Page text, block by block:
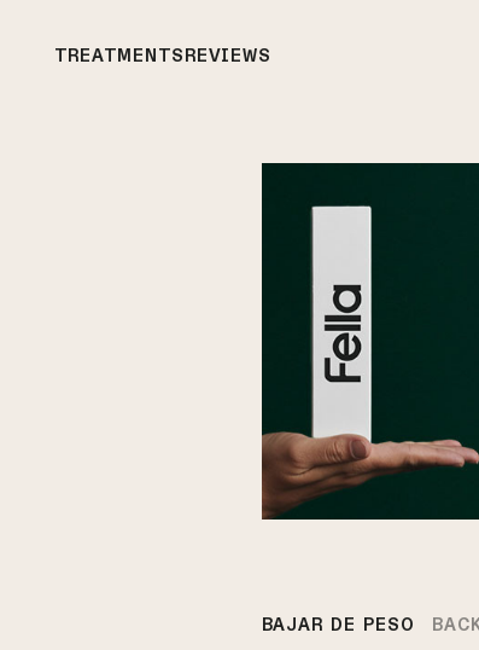
TREATMENTSREVIEWS
BAJAR DE PESO